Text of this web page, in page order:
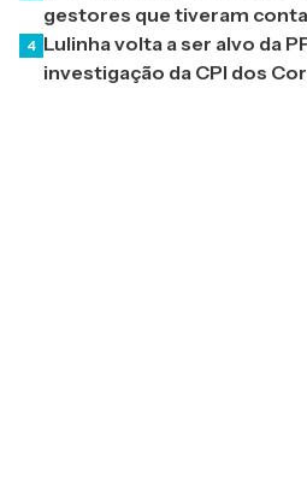
gestores que tiveram
4 Lulinha volta a ser alvo da
investigação da CPI dos